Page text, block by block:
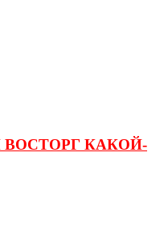
КАКОЙ-